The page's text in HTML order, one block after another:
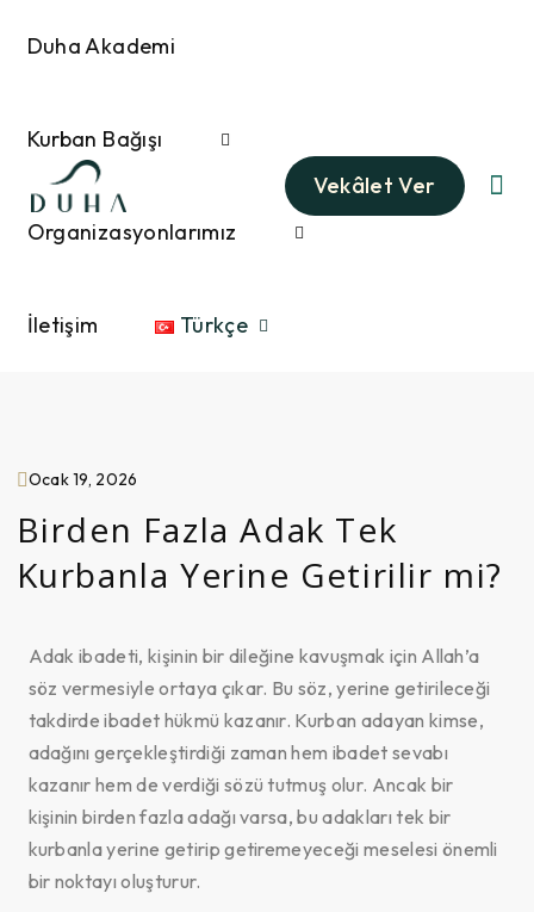
Duha Akademi
Kurban Bağışı
Organizasyonlarımız
İletişim Türkçe
Vekâlet Ver
Ocak 19, 2026
Birden Fazla Adak Tek
Kurbanla Yerine Getirilir mi?
Adak ibadeti, kişinin bir dileğine kavuşmak için Allah’a
söz vermesiyle ortaya çıkar. Bu söz, yerine getirileceği
takdirde ibadet hükmü kazanır. Kurban adayan kimse,
adağını gerçekleştirdiği zaman hem ibadet sevabı
kazanır hem de verdiği sözü tutmuş olur. Ancak bir
kişinin birden fazla adağı varsa, bu adakları tek bir
kurbanla yerine getirip getiremeyeceği meselesi önemli
bir noktayı oluşturur.